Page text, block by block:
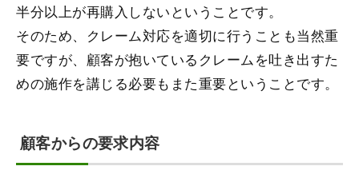
半分以上が再購入しないということです。
そのため、クレーム対応を適切に行うことも当然重
要ですが、顧客が抱いているクレームを吐き出すた
めの施作を講じる必要もまた重要ということです。
顧客からの要求内容